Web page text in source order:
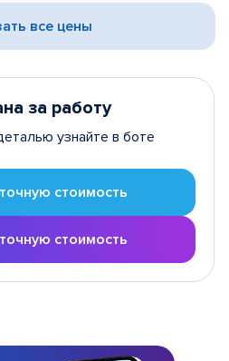
все цены
за работу
узнайте в боте
стоимость
стоимость